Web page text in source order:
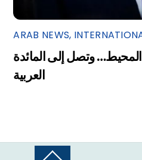
ARAB NEWS,
وتصل إلى المائدة
العربية